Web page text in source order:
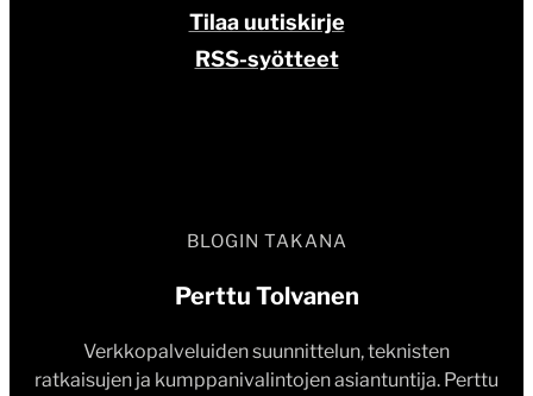
BLOGIN TAKANA
Perttu Tolvanen
Verkkopalveluiden suunnittelun, teknisten
ratkaisujen ja kumppanivalintojen asiantuntija. Perttu
Tilaa uutiskirje
RSS-syötteet